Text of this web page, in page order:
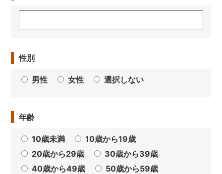
性別
男性 女性 選択しない
年齢
10歳未満
10歳から19歳
20歳から29歳
30歳から39歳
40歳から49歳
50歳から59歳